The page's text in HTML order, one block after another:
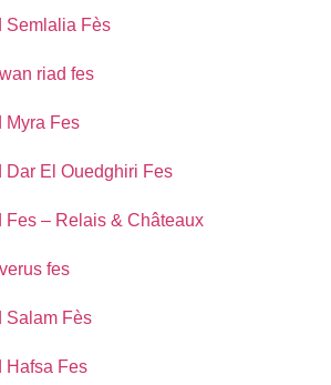
Semlalia Fès
riad fes
Myra Fes
Dar El Ouedghiri Fes
Fes – Relais & Châteaux
fes
Salam Fès
Hafsa Fes